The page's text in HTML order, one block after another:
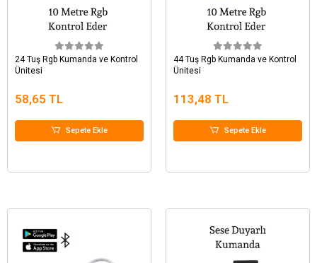
24 Tuş Rgb Kumanda ve Kontrol
Ünitesi
58,65 TL
Sepete Ekle
44 Tuş Rgb Kumanda ve Kontrol
Ünitesi
113,48 TL
Sepete Ekle